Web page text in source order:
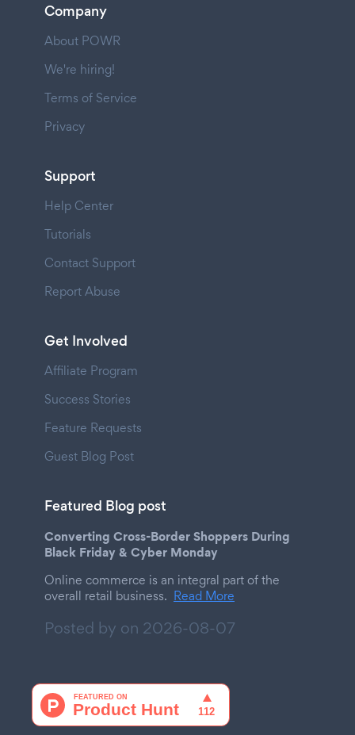
Company
About POWR
We're hiring!
Terms of Service
Privacy
Support
Help Center
Tutorials
Contact Support
Report Abuse
Get Involved
Affiliate Program
Success Stories
Feature Requests
Guest Blog Post
Featured Blog post
Converting Cross-Border Shoppers During
Black Friday & Cyber Monday
Online commerce is an integral part of the
overall retail business. Read More
Posted by on 2026-08-07